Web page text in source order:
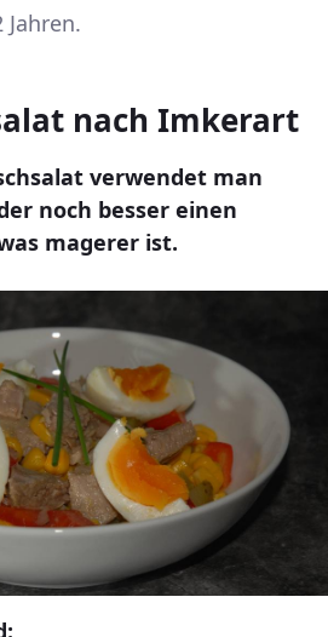
nach Imkerart
verwendet man
noch besser einen
magerer ist.